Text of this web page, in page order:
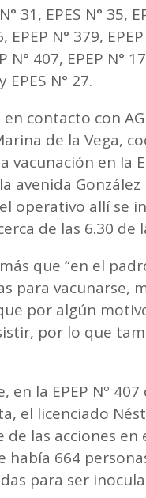
31, EPES N° 35,
EPEP N° 379,
N° 407, EPEP N°
EPES N° 27.
contacto con
de la Vega,
vacunación en la
avenida González
operativo allí se
de las 6.30 de
que “en el
para vacunarse,
por algún
por lo que
en la EPEP Nº
el licenciado
de las acciones en
había 664
para ser